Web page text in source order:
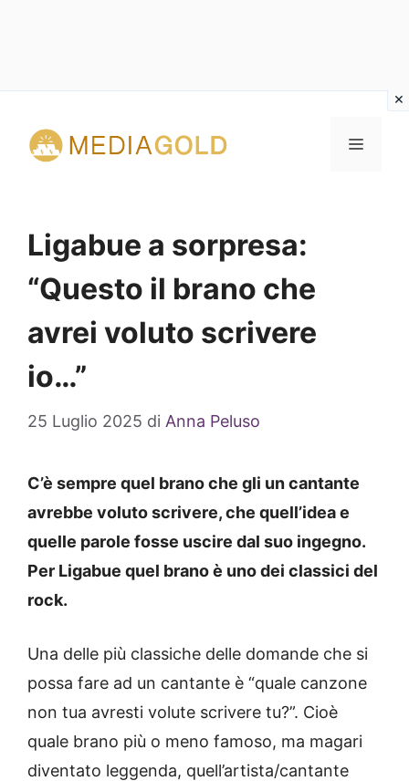
contenuto
MENU
Ligabue a sorpresa:
“Questo il brano che
avrei voluto scrivere
io…”
25 Luglio 2025 di Anna Peluso
C’è sempre quel brano che gli un cantante
avrebbe voluto scrivere, che quell’idea e
quelle parole fosse uscire dal suo ingegno.
Per Ligabue quel brano è uno dei classici del
rock.
Una delle più classiche delle domande che si
possa fare ad un cantante è “quale canzone
non tua avresti volute scrivere tu?”. Cioè
quale brano più o meno famoso, ma magari
diventato leggenda, quell’artista/cantante